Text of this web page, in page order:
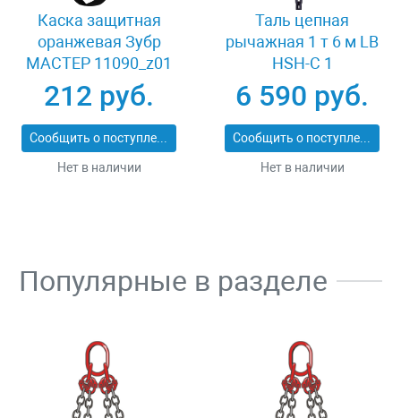
Каска защитная
оранжевая Зубр
МАСТЕР 11090_z01
212 руб.
Сообщить о поступлении
Нет в наличии
Таль цепная
рычажная 1 т 6 м LB
HSH-C 1
6 590 руб.
Сообщить о поступлении
Нет в наличии
Популярные в разделе